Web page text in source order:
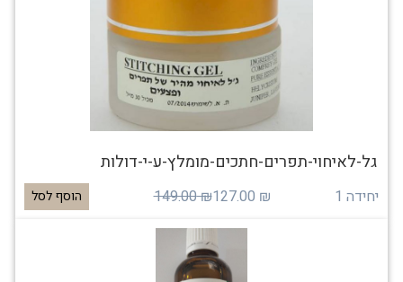
גל-לאיחוי-תפרים-חתכים-מומלץ-ע-י-דולות
יחידה 1 ₪ 127.00
₪ 149.00 הוסף לסל